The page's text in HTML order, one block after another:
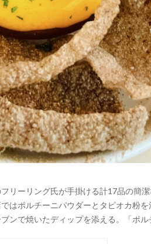
リーリング氏が手掛ける計17品の簡
はポルチーニパウダーとタピオカ粉
で焼いたディップを添える。「ポル